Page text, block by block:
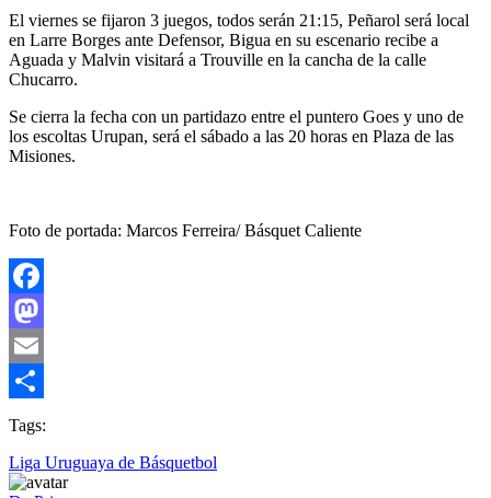
El viernes se fijaron 3 juegos, todos serán 21:15, Peñarol será local
en Larre Borges ante Defensor, Bigua en su escenario recibe a
Aguada y Malvin visitará a Trouville en la cancha de la calle
Chucarro.
Se cierra la fecha con un partidazo entre el puntero Goes y uno de
los escoltas Urupan, será el sábado a las 20 horas en Plaza de las
Misiones.
Foto de portada: Marcos Ferreira/ Básquet Caliente
Facebook
Mastodon
Email
Compartir
Tags:
Liga Uruguaya de Básquetbol